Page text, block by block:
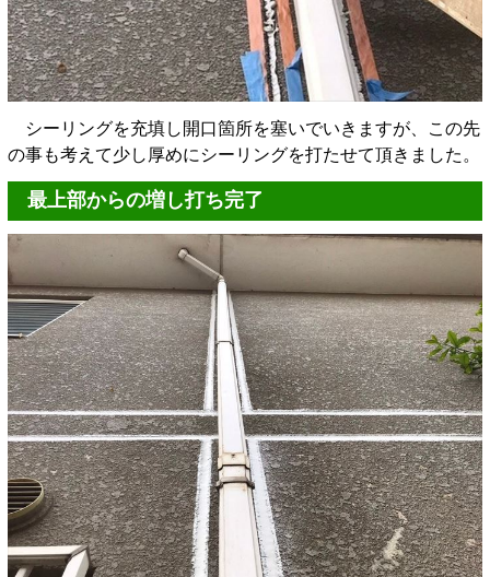
シーリングを充填し開口箇所を塞いでいきますが、この先
の事も考えて少し厚めにシーリングを打たせて頂きました。
最上部からの増し打ち完了